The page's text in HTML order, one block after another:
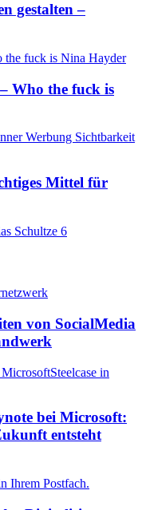
gestalten –
Who the fuck is
Mittel für
von SocialMedia
bei Microsoft:
entsteht